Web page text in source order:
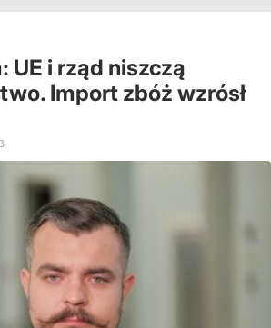
UE i rząd niszczą
Import zbóż wzrósł